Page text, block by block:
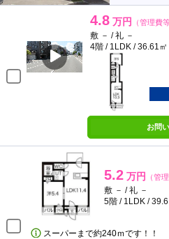
4.8 万円 （管理費
敷 － / 礼 －
4階 / 1LDK / 36.61㎡
お問
5.2 万円 （管
敷 － / 礼 －
5階 / 1LDK / 39.6
スーパーまで約240ｍです！！